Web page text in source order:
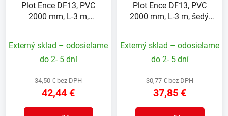
Plot Ence DF13, PVC
2000 mm, L-3 m,
Externý sklad – odosielame
do 2- 5 dní
34,50 € bez DPH
42,44 €
Plot Ence DF13, PVC
2000 mm, L-3 m, šedý,
Externý sklad – odosielame
do 2- 5 dní
30,77 € bez DPH
37,85 €